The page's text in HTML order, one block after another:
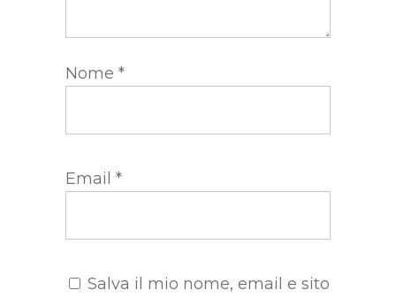
Nome *
Email *
Salva il mio nome, email e sito